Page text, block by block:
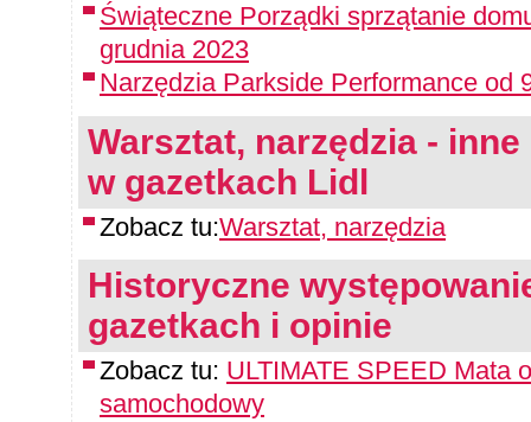
Świąteczne Porządki sprzątanie
grudnia 2023
Narzędzia Parkside Performance od
Warsztat, narzędzia -
w gazetkach Lidl
Zobacz tu:Warsztat, narzędzia
Historyczne
gazetkach i opinie
Zobacz tu: ULTIMATE SPEED Mata
samochodowy